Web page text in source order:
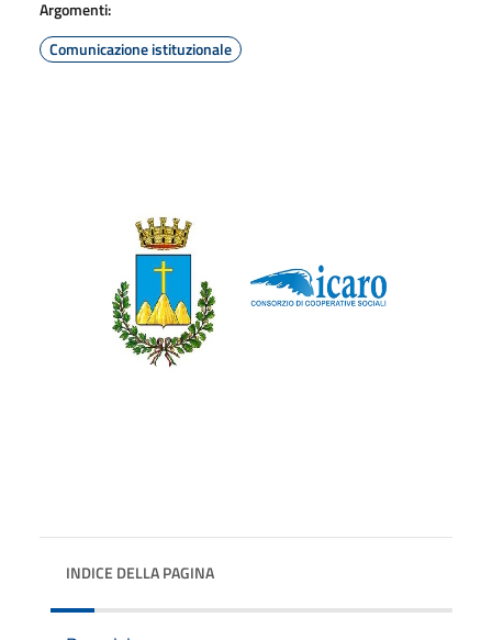
Argomenti:
Comunicazione istituzionale
INDICE DELLA PAGINA